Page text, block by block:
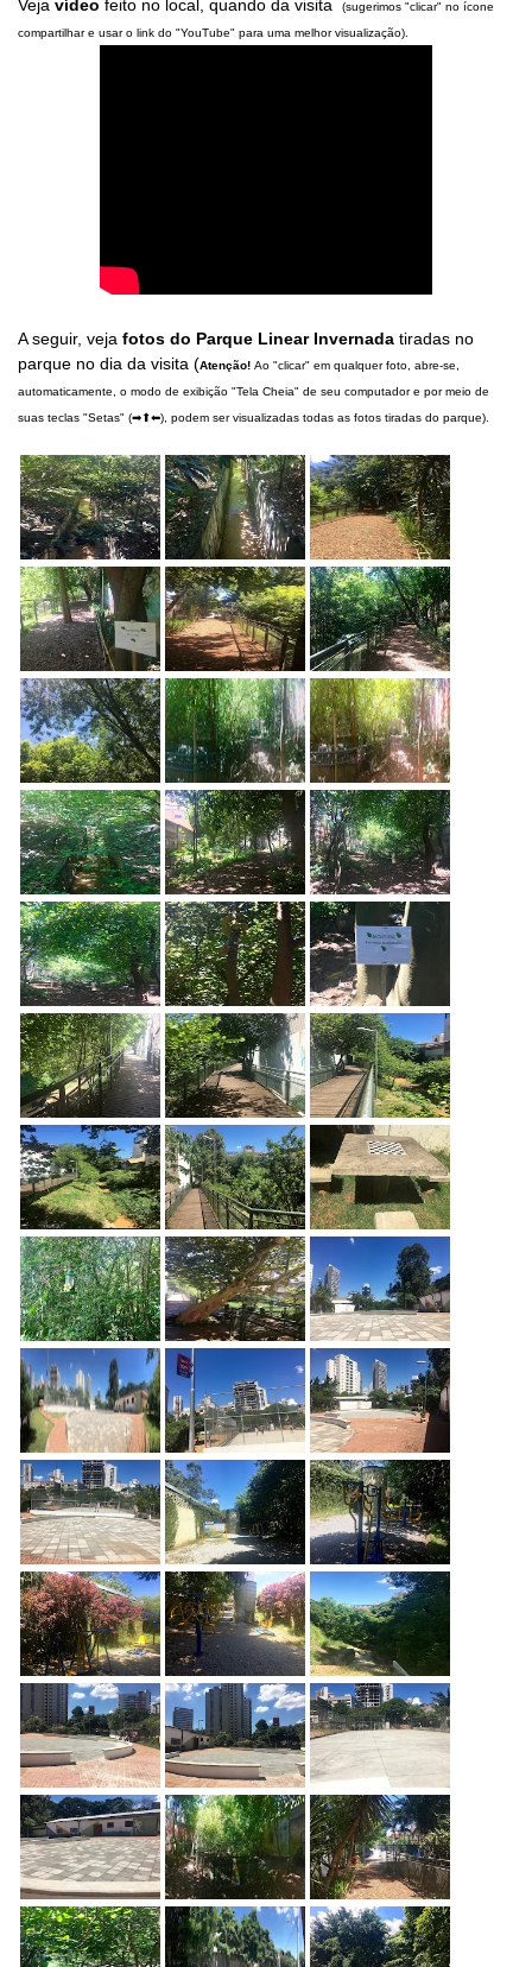
Veja vídeo feito no local, quando da visita
(sugerimos "clicar" no ícone
compartilhar e usar o link do "YouTube" para uma melhor visualização).
A seguir, veja fotos do Parque Linear Invernada tiradas no
parque no dia da visita (Atenção! Ao "clicar" em qualquer foto, abre-se,
automaticamente, o modo de exibição "Tela Cheia" de seu computador e por meio de
suas teclas "Setas" (➡⬆⬅), podem ser visualizadas todas as fotos tiradas do parque).